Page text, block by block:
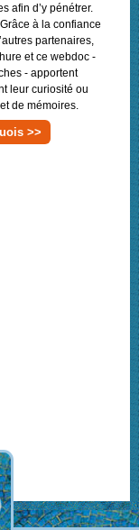
afin d’y pénétrer.
à la confiance
partenaires,
et ce webdoc -
- apportent
leur curiosité ou
de mémoires.
>>